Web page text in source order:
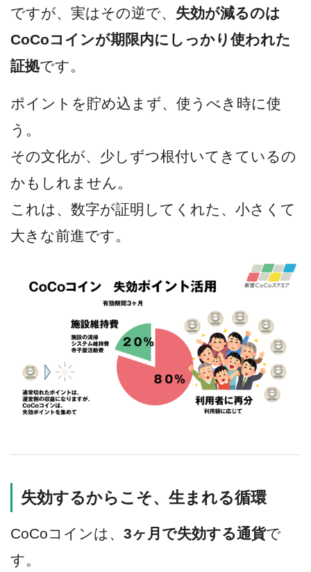
ですが、実はその逆で、 失効が減るのは
CoCoコインが期限内にしっかり使われた
証拠です。
ポイントを貯め込まず、使うべき時に使
う。
その文化が、少しずつ根付いてきているの
かもしれません。
これは、数字が証明してくれた、小さくて
大きな前進です。
失効するからこそ、生まれる循環
CoCoコインは、 3ヶ月で失効する通貨で
す。